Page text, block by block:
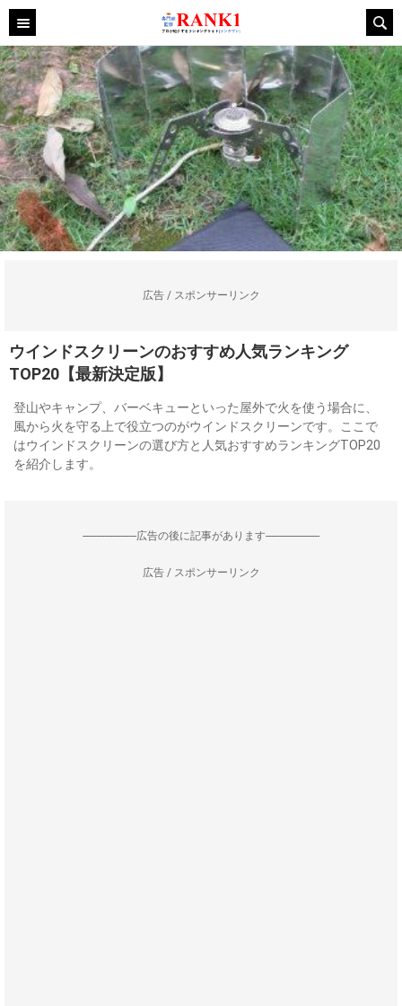
広告 / スポンサーリンク
ウインドスクリーンのおすすめ人気ランキング
TOP20【最新決定版】
登山やキャンプ、バーベキューといった屋外で火を使う場合に、
風から火を守る上で役立つのがウインドスクリーンです。ここで
はウインドスクリーンの選び方と人気おすすめランキングTOP20
を紹介します。
--------------------広告の後に記事があります--------------------
広告 / スポンサーリンク